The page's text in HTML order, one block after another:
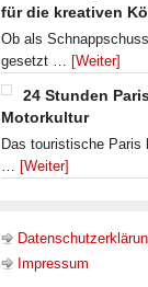
für die kreativen
Ob als
gesetzt … [Weiter]
24 Stunden
Motorkultur
Das touristische Paris
… [Weiter]
Impressum